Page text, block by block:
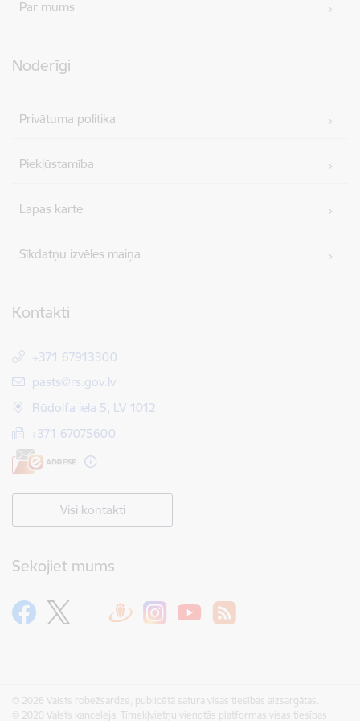
Par mums
Noderīgi
Privātuma politika
Piekļūstamība
Lapas karte
Sīkdatņu izvēles maiņa
Kontakti
+371 67913300
E-pasts:
pasts@rs.gov.lv
Rūdolfa iela 5, LV 1012
+371 67075600
Visi kontakti
Sekojiet mums
© 2026 Valsts robežsardze, publicētā satura visas tiesības aizsargātas.
© 2020 Valsts kanceleja, Tīmekļvietņu vienotās platformas visas tiesības